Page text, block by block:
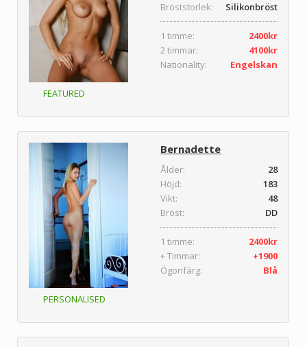
FEATURED
Bröststorlek:
Silikonbröst
1 timme:
2400kr
2 timmar:
4100kr
Nationality:
Engelskan
PERSONALISED
Bernadette
Ålder:
28
Höjd:
183
Vikt:
48
Bröst:
DD
1 timme:
2400kr
+ Timmar:
+1900
Ögonfärg:
Blå